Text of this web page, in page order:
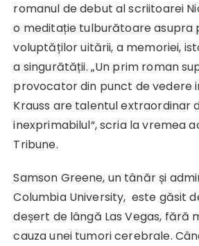
romanul de debut al scriitoarei
o meditație tulburătoare asupra
voluptăților uitării, a memoriei,
a singurătății. „Un prim roman
provocator din punct de vedere
Krauss are talentul extraordinar
inexprimabilul“, scria la vremea
Tribune.
Samson Greene, un tânăr și
Columbia University, este găsit
deșert de lângă Las Vegas, fără
cauza unei tumori cerebrale.